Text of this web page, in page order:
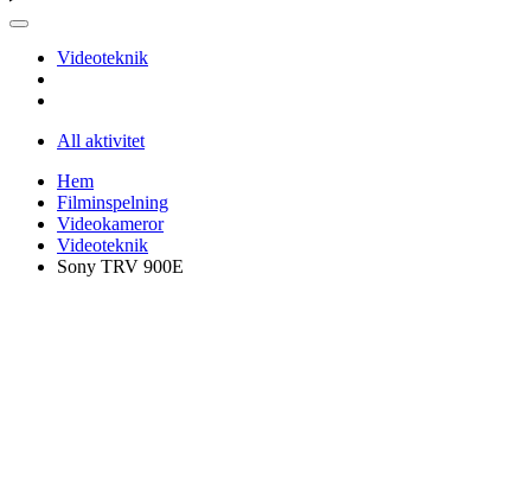
Videoteknik
All aktivitet
Hem
Filminspelning
Videokameror
Videoteknik
Sony TRV 900E